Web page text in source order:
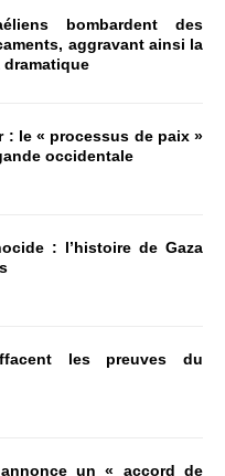
bombardent des
aggravant ainsi la
: le « processus de paix »
occidentale
: l’histoire de Gaza
les preuves du
un « accord de